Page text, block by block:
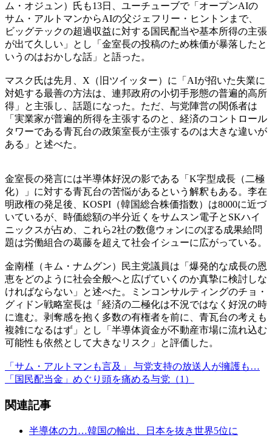
ム・オジュン）氏も13日、ユーチューブで「オープンAIの
サム・アルトマンからAIの父ジェフリー・ヒントンまで、
ビッグテックの超過収益に対する国民配当や基本所得の主張
が出て久しい」とし「金室長の投稿のため株価が暴落したと
いうのはおかしな話」と語った。
マスク氏は先月、X（旧ツイッター）に「AIが招いた失業に
対処する最善の方法は、連邦政府の小切手形態の普遍的高所
得」と主張し、話題になった。ただ、与党陣営の関係者は
「実業家が普遍的所得を主張するのと、経済のコントロール
タワーである青瓦台の政策室長が主張するのは大きな違いが
ある」と述べた。
金室長の発言には半導体好況の影である「K字型成長（二極
化）」に対する青瓦台の苦悩があるという解釈もある。李在
明政権の発足後、KOSPI（韓国総合株価指数）は8000に近づ
いているが、時価総額の半分近くをサムスン電子とSKハイ
ニックスが占め、これら2社の数億ウォンにのぼる成果給問
題は労働組合の葛藤を超えて社会イシューに広がっている。
金南槿（キム・ナムグン）民主党議員は「爆発的な成長の恩
恵をどのように社会全般へと広げていくのか真摯に検討しな
ければならない」と述べた。ミンコンサルティングのチョ・
グィドン戦略室長は「経済の二極化は不況ではなく好況の時
に進む。剥奪感を抱く多数の有権者を前に、青瓦台の考えも
複雑になるはず」とし「半導体資金が不動産市場に流れ込む
可能性も依然として大きなリスク」と評価した。
「サム・アルトマンも言及」 与党支持の放送人が擁護も…
「国民配当金」めぐり頭を痛める与党（1）
関連記事
半導体の力…韓国の輸出、日本を抜き世界5位に